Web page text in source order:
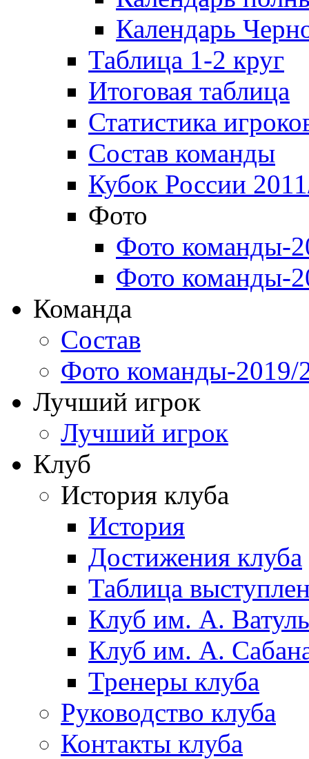
Календарь
Таблица 1-2 круг
Итоговая таблица
Статистика
Состав команды
Кубок России
Фото
Фото команды-
Фото команды-
Команда
Состав
Фото команды-2019/
Лучший игрок
Лучший игрок
Клуб
История клуба
История
Достижения клуба
Таблица
Клуб им. А.
Клуб им. А.
Тренеры клуба
Руководство клуба
Контакты клуба